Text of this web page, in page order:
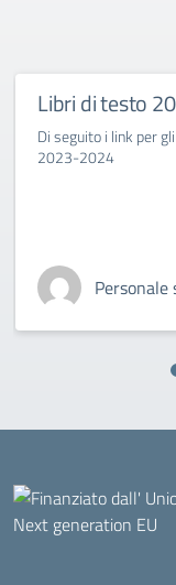
Libri di testo
Di seguito i link per
2023-2024
Personale